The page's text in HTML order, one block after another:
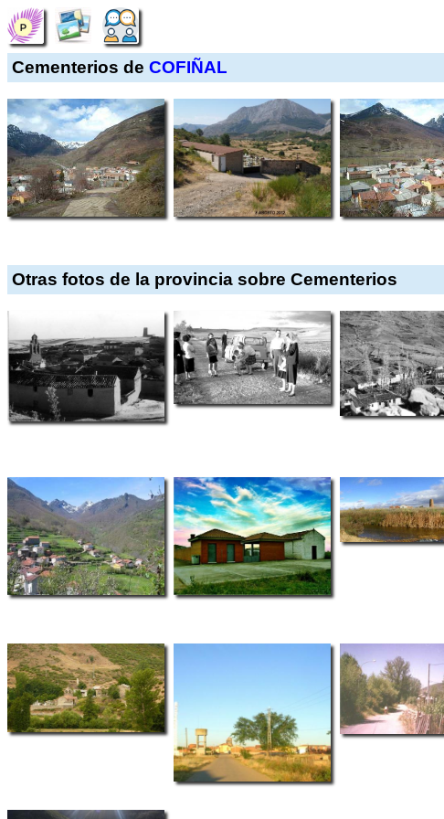
Cementerios de COFIÑAL
Otras fotos de la provincia sobre Cementerios